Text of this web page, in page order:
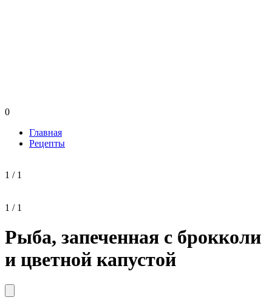
0
Главная
Рецепты
1 / 1
1 / 1
Рыба, запеченная с брокколи
и цветной капустой